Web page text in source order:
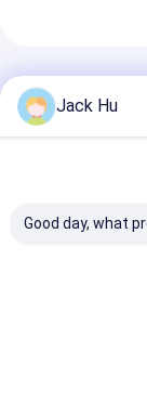
추천된 제품
Jack Hu
Good day, what